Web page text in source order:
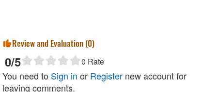
Review and Evaluation (0)
0/5 0 Rate
You need to Sign in or Register new account for
leaving comments.